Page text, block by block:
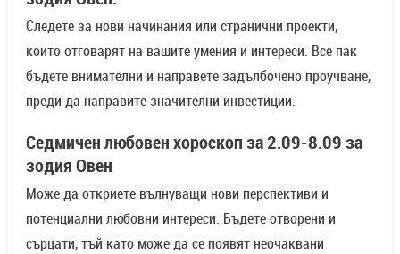
Следете за нови начинания или странични проекти,
които отговарят на вашите умения и интереси. Все пак
бъдете внимателни и направете задълбочено проучване,
преди да направите значителни инвестиции.
Седмичен любовен хороскоп за 2.09-8.09 за
зодия Овен
Може да откриете вълнуващи нови перспективи и
потенциални любовни интереси. Бъдете отворени и
сърцати, тъй като може да се появят неочаквани